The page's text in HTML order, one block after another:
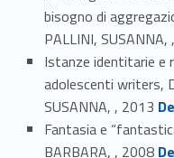
bisogno di
PALLINI, SUSANNA,
Istanze identitarie e
adolescenti writers,
SUSANNA, , 2013 Link identifier #identifier_person_35231-26
Fantasia e
BARBARA, , 2008Link identifier #identifier_person_1257-27